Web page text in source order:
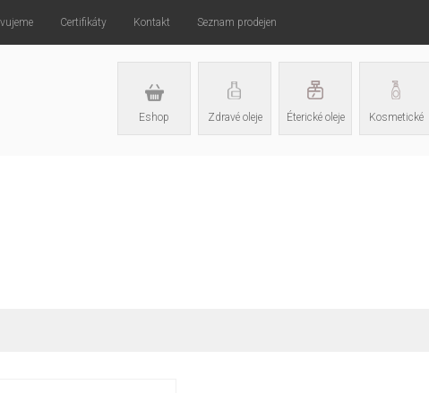
Certifikáty Kontakt Seznam prodejen
Eshop Zdravé oleje Éterické oleje Kosmetické